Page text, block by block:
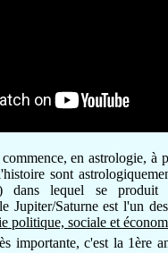
en astrologie, à
sont
dans lequel se
Jupiter/Saturne est l'un
politique, sociale et
importante, c'est la 1ère